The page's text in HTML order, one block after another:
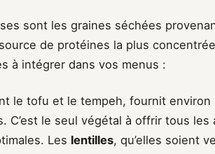
sont les graines séchées
de protéines la plus
à intégrer dans vos menus :
le tofu et le tempeh, fournit
C’est le seul végétal à offrir tous
Les lentilles, qu’elles soient